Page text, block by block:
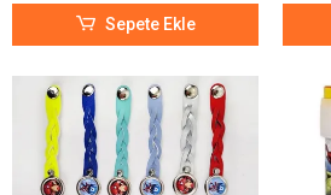
Sepete Ekle